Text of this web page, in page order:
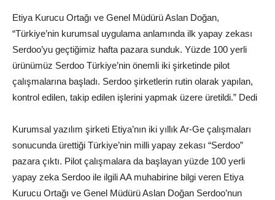
Etiya Kurucu Ortağı ve Genel Müdürü Aslan Doğan,
“Türkiye’nin kurumsal uygulama anlamında ilk yapay zekası
Serdoo’yu geçtiğimiz hafta pazara sunduk. Yüzde 100 yerli
ürünümüz Serdoo Türkiye’nin önemli iki şirketinde pilot
çalışmalarına başladı. Serdoo şirketlerin rutin olarak yapılan,
kontrol edilen, takip edilen işlerini yapmak üzere üretildi.” Dedi
Kurumsal yazılım şirketi Etiya’nın iki yıllık Ar-Ge çalışmaları
sonucunda ürettiği Türkiye’nin milli yapay zekası “Serdoo”
pazara çıktı. Pilot çalışmalara da başlayan yüzde 100 yerli
yapay zeka Serdoo ile ilgili AA muhabirine bilgi veren Etiya
Kurucu Ortağı ve Genel Müdürü Aslan Doğan Serdoo’nun